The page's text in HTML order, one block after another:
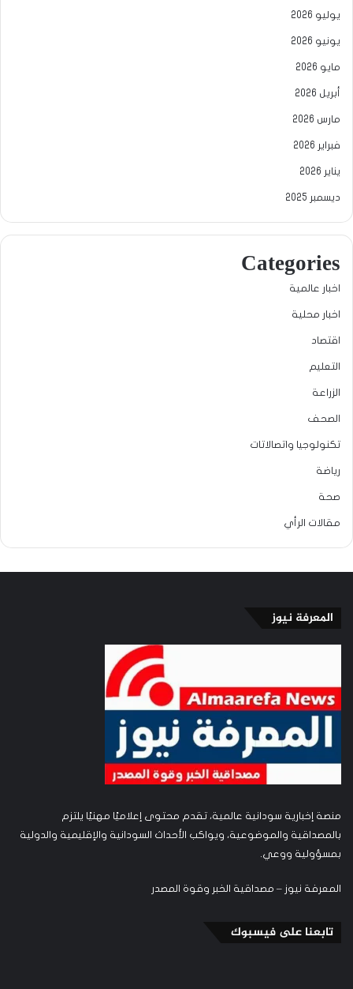
يوليو 2026
يونيو 2026
مايو 2026
أبريل 2026
مارس 2026
فبراير 2026
يناير 2026
ديسمبر 2025
Categories
اخبار عالمية
اخبار محلية
اقتصاد
التعليم
الزراعة
الصحف
تكنولوجيا واتصالاتات
رياضة
صحة
مقالات الرأي
المعرفة نيوز
منصة إخبارية سودانية عالمية، تقدم محتوى إعلاميًا مهنيًا يلتزم
بالمصداقية والموضوعية، ويواكب الأحداث السودانية والإقليمية والدولية
بمسؤولية ووعي.
المعرفة نيوز – مصداقية الخبر وقوة المصدر
تابعنا على فيسبوك